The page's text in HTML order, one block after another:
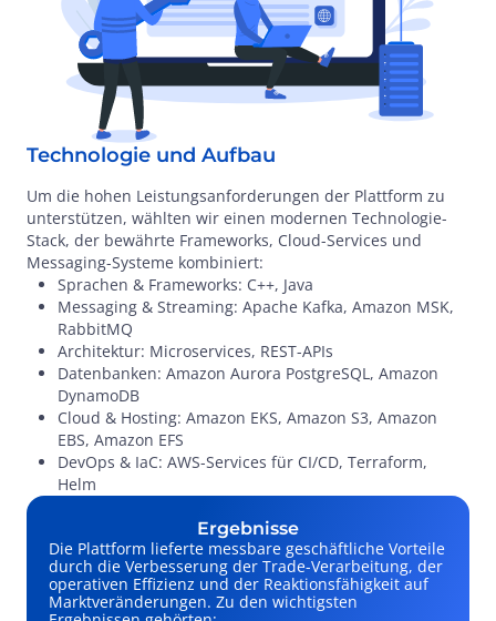
Technologie und Aufbau
Um die hohen Leistungsanforderungen der Plattform zu
unterstützen, wählten wir einen modernen Technologie-
Stack, der bewährte Frameworks, Cloud-Services und
Messaging-Systeme kombiniert:
Sprachen & Frameworks: C++, Java
Messaging & Streaming: Apache Kafka, Amazon MSK,
RabbitMQ
Architektur: Microservices, REST-APIs
Datenbanken: Amazon Aurora PostgreSQL, Amazon
DynamoDB
Cloud & Hosting: Amazon EKS, Amazon S3, Amazon
EBS, Amazon EFS
DevOps & IaC: AWS-Services für CI/CD, Terraform,
Helm
Ergebnisse
Die Plattform lieferte messbare geschäftliche Vorteile
durch die Verbesserung der Trade-Verarbeitung, der
operativen Effizienz und der Reaktionsfähigkeit auf
Marktveränderungen. Zu den wichtigsten